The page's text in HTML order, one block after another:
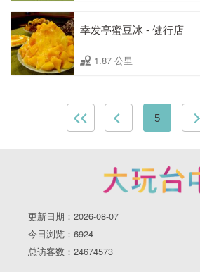
幸发亭蜜豆冰 - 健行店
1.87 公里
5
更新日期：2026-08-07
今日浏览：6924
总访客数：24674573